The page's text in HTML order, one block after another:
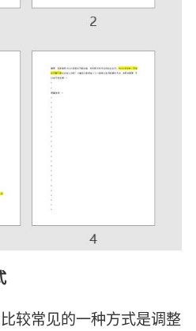
较常见的一种方式是调整